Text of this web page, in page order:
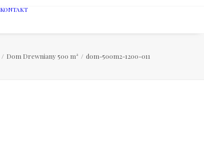
KONTAKT
Dom Drewniany 500 m² dom-500m2-1200-011